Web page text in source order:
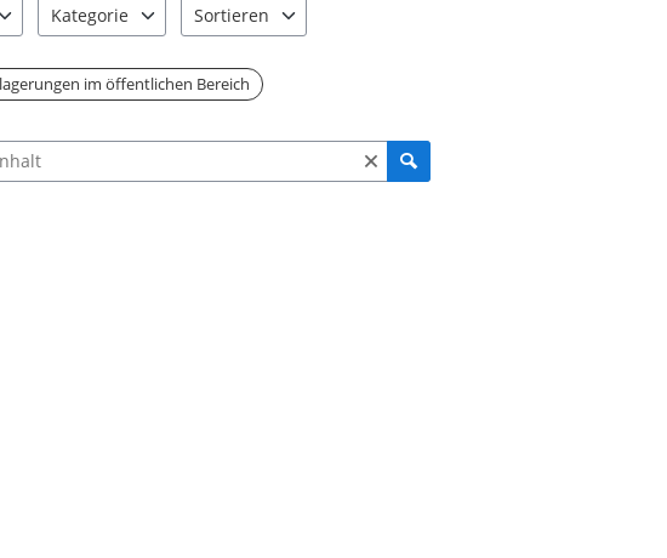
Kategorie
Sortieren
im öffentlichen Bereich
Meldungen und Kommentaren